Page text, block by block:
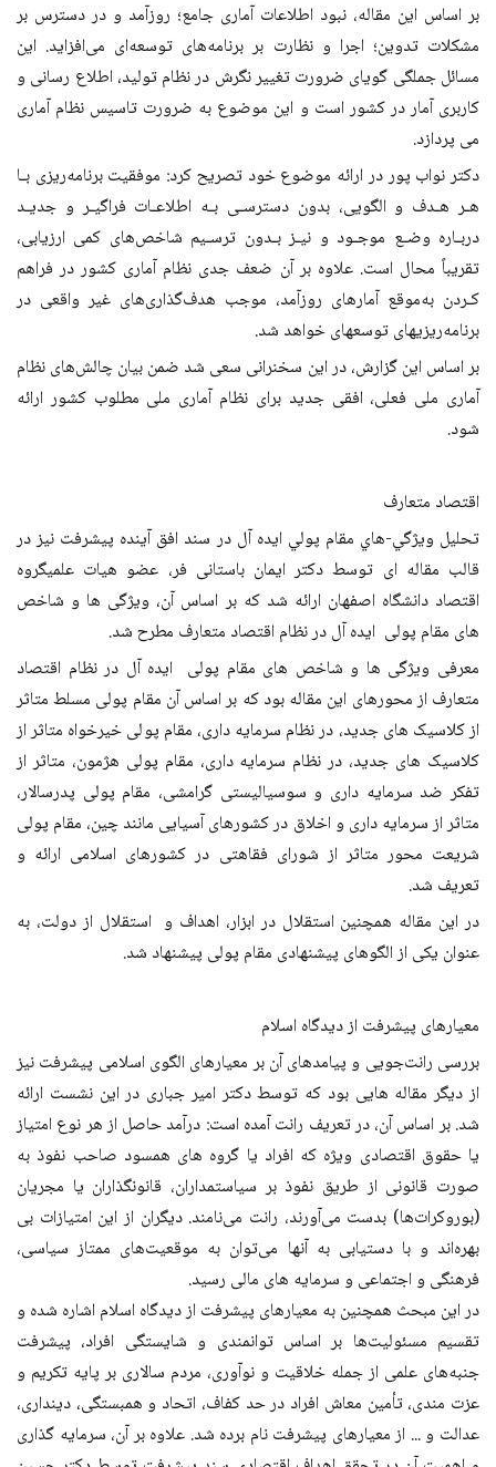
بر اساس این مقاله، نبود اطلاعات آماری جامع؛ روزآمد و در دسترس بر
مشکلات تدوین؛ اجرا و نظارت بر برنامه‌های توسعه‌ای می‌افزاید. این
مسائل جملگی گویای ضرورت تغییر نگرش در نظام تولید، اطلاع رسانی و
کاربری آمار در کشور است و این موضوع به ضرورت تاسیس نظام آماری
می پردازد.
دکتر نواب پور در ارائه موضوع خود تصریح کرد: موفقیت برنامه‌ریزی بـا
هـر هـدف و الگویی، بدون دسترسـی بـه اطلاعـات فراگیـر و جدیـد
دربـاره وضـع موجـود و نیـز بـدون ترسـیم شاخص‌های کمی ارزیابی­،
تقریباً محال است. علاوه بر آن ضعف جدی نظام آماری کشور در فراهم
کـردن به‌موقع آمارهای روزآمد، موجب هدف­‌گذاری‌های غیر واقعی در
برنامه‌ریزی­های توسعه­ای خواهد شد.
بر اساس این گزارش، در این سخنرانی سعی شد ضمن بیان چالش‌های نظام
آماری ملی فعلی، افقی جدید برای نظام آماری ملی مطلوب کشور ارائه
شود.
اقتصاد متعارف
تحليل ويژگي-هاي مقام پولي ايده آل در سند افق آينده پيشرفت نیز در
قالب مقاله ای توسط دکتر ایمان باستانی فر، عضو هیات علمیگروه
اقتصاد دانشگاه اصفهان ارائه شد که بر اساس آن، ویژگی ها و شاخص
های مقام پولی ایده آل در نظام اقتصاد متعارف مطرح شد.
معرفی ویژگی ها و شاخص های مقام پولی ایده آل در نظام اقتصاد
متعارف از محورهای این مقاله بود که بر اساس آن مقام پولی مسلط متاثر
از کلاسیک های جدید، در نظام سرمایه داری، مقام پولی خیرخواه متاثر از
کلاسیک های جدید، در نظام سرمایه داری، مقام پولی هژمون، متاثر از
تفکر ضد سرمایه داری و سوسیالیستی گرامشی، مقام پولی پدرسالار،
متاثر از سرمایه داری و اخلاق در کشورهای آسیایی مانند چین، مقام پولی
شریعت محور متاثر از شورای فقاهتی در کشورهای اسلامی ارائه و
تعریف شد.
در این مقاله همچنین استقلال در ابزار، اهداف و استقلال از دولت، به
عنوان یکی از الگوهای پیشنهادی مقام پولی پیشنهاد شد.
معیارهای پیشرفت از دیدگاه اسلام
بررسی رانت‌جویی و پیامدهای آن بر معیارهای الگوی اسلامی پیشرفت نیز
از دیگر مقاله هایی بود که توسط دکتر امیر جباری در این نشست ارائه
شد. بر اساس آن، در تعریف رانت آمده است: درآمد حاصل از هر نوع امتیاز
یا حقوق اقتصادی ویژه که افراد یا گروه های همسود صاحب نفوذ به
صورت قانونی از طریق نفوذ بر سیاستمداران، قانونگذاران یا مجریان
(بوروکرات‌ها) بدست می‌آورند،‌ رانت می‌نامند. دیگران از این امتیازات بی
بهره‌اند و با دستیابی به آنها می‌توان به موقعیت‌های ممتاز سیاسی،
فرهنگی و اجتماعی و سرمایه های مالی رسید.
در این مبحث همچنین به معیارهای پیشرفت از دیدگاه اسلام اشاره شده و
تقسیم مسئولیت‌ها بر اساس توانمندی و شایستگی افراد، پیشرفت
جنبه‌های علمی از جمله خلاقیت و نوآوری، مردم سالاری بر پایه تکریم و
عزت مندی، تأمین معاش افراد در حد کفاف، اتحاد و همبستگی، دینداری،
عدالت و ... از معیارهای پیشرفت نام برده شد. علاوه بر آن، سرمایه گذاری